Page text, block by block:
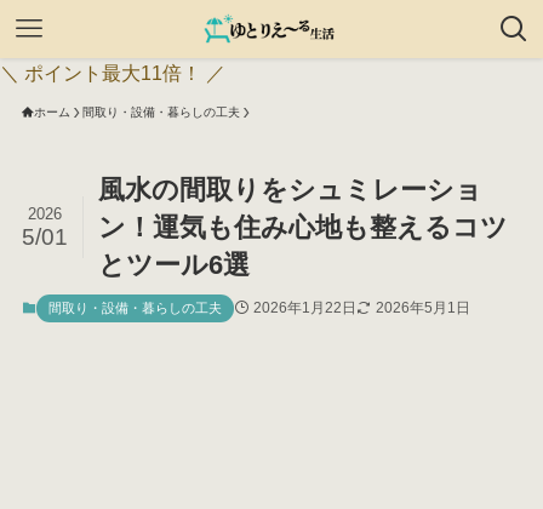
＼ ポイント最大11倍！ ／
ホーム 間取り・設備・暮らしの工夫
風水の間取りをシュミレーショ
ン！運気も住み心地も整えるコツ
とツール6選
2026
5/01
間取り・設備・暮らしの工夫 2026年1月22日 2026年5月1日